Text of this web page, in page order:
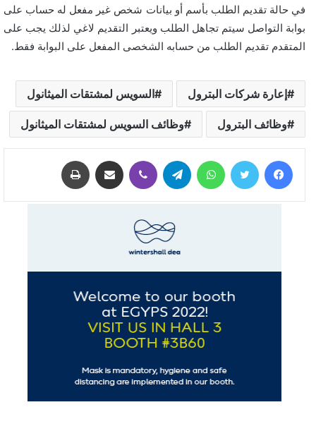
في حالة تقديم الطلب بأسم أو بيانات شخص غير مفعل له حساب على
بوابة التواصل سيتم تجاهل الطلب ويعتبر التقديم لاغي لذلك يجب على
المتقدم تقديم الطلب من حسابه الشخصى المفعل على البوابة فقط.
إعارة شركات البترول السويس لمشتقات الميثانول
وظائف البترول وظائف السويس لمشتقات الميثانول
فيسبوك تويتر واتساب تيلقرام ڤايبر مشاركة عبر البريد